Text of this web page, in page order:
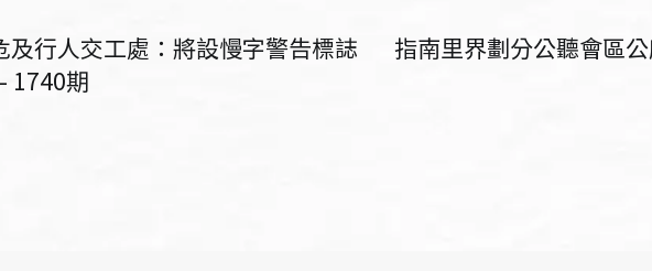
行人交工處：將設慢字警告標誌
1740期
指南里界劃分公聽會區